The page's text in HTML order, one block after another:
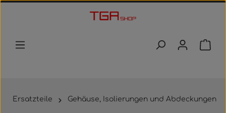
Zum Hauptinhalt springen
Ersatzteile Gehäuse, Isolierungen und Abdeckungen